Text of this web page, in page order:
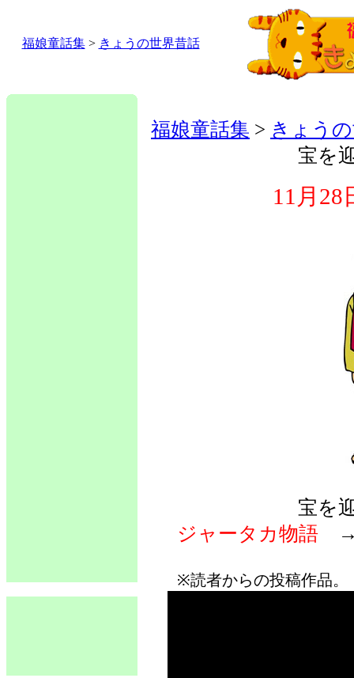
福娘童話集> きょうの世界昔話
福娘童話集 > きょう
宝を
11月28
宝を
ジャータカ物語
※読者からの投稿作品